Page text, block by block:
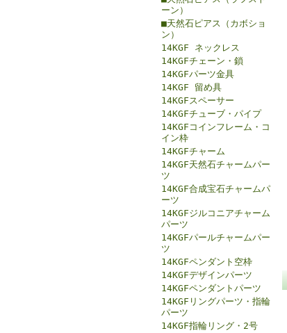
ーン）
■天然石ピアス（カボショ
ン）
14KGF ネックレス
14KGFチェーン・鎖
14KGFパーツ金具
14KGF 留め具
14KGFスペーサー
14KGFチューブ・パイプ
14KGFコインフレーム・コ
イン枠
14KGFチャーム
14KGF天然石チャームパー
ツ
14KGF合成宝石チャームパ
ーツ
14KGFジルコニアチャーム
パーツ
14KGFパールチャームパー
ツ
14KGFペンダント空枠
14KGFデザインパーツ
14KGFペンダントパーツ
14KGFリングパーツ・指輪
パーツ
14KGF指輪リング・2号